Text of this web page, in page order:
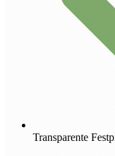
Transparente